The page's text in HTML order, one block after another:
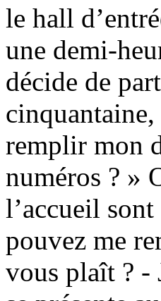
le hall
une demi-
décide de
remplir mon
numéros ? »
l’accueil
pouvez me
vous plaît ? -